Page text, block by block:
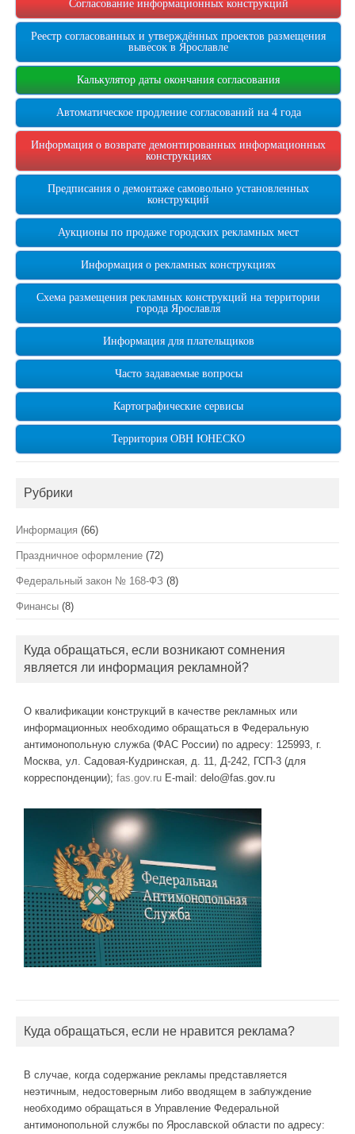
Согласование информационных конструкций
Реестр согласованных и утверждённых проектов размещения
вывесок в Ярославле
Калькулятор даты окончания согласования
Автоматическое продление согласований на 4 года
Информация о возврате демонтированных информационных
конструкциях
Предписания о демонтаже самовольно установленных
конструкций
Аукционы по продаже городских рекламных мест
Информация о рекламных конструкциях
Схема размещения рекламных конструкций на территории
города Ярославля
Информация для плательщиков
Часто задаваемые вопросы
Картографические сервисы
Территория ОВН ЮНЕСКО
Рубрики
Информация (66)
Праздничное оформление (72)
Федеральный закон № 168-ФЗ (8)
Финансы (8)
Куда обращаться, если возникают сомнения
является ли информация рекламной?
О квалификации конструкций в качестве рекламных или
информационных необходимо обращаться в Федеральную
антимонопольную служба (ФАС России) по адресу: 125993, г.
Москва, ул. Садовая-Кудринская, д. 11, Д-242, ГСП-3 (для
корреспонденции); fas.gov.ru E-mail: delo@fas.gov.ru
Куда обращаться, если не нравится реклама?
В случае, когда содержание рекламы представляется
неэтичным, недостоверным либо вводящем в заблуждение
необходимо обращаться в Управление Федеральной
антимонопольной службы по Ярославской области по адресу: